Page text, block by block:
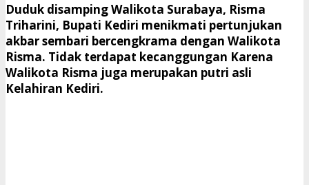
Duduk disamping Walikota Surabaya, Risma
Triharini, Bupati Kediri menikmati pertunjukan
akbar sembari bercengkrama dengan Walikota
Risma. Tidak terdapat kecanggungan Karena
Walikota Risma juga merupakan putri asli
Kelahiran Kediri.